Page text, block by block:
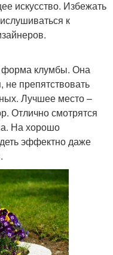
искусство. Избежать
к
форма клумбы. Она
препятствовать
Лучшее место –
Отлично смотрятся
На хорошо
эффектно даже